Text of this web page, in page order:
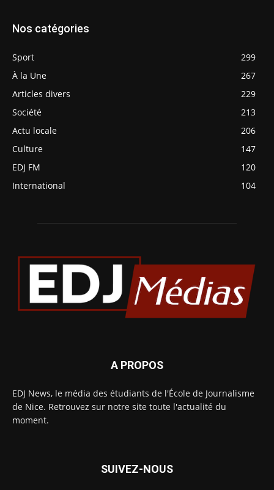
Nos catégories
Sport
299
À la Une
267
Articles divers
229
Société
213
Actu locale
206
Culture
147
EDJ FM
120
International
104
A PROPOS
EDJ News, le média des étudiants de l'École de Journalisme
de Nice. Retrouvez sur notre site toute l'actualité du
moment.
SUIVEZ-NOUS